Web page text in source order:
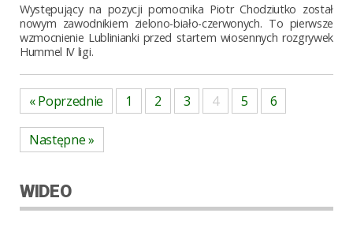
Występujący na pozycji pomocnika Piotr Chodziutko został
nowym zawodnikiem zielono-biało-czerwonych. To pierwsze
wzmocnienie Lublinianki przed startem wiosennych rozgrywek
Hummel IV ligi.
« Poprzednie 1 2 3 4 5 6
Następne »
WIDEO